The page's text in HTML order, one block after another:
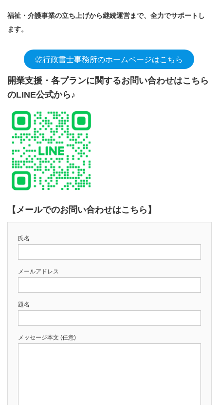
福祉・介護事業の立ち上げから継続運営まで、全力でサポートし
ます。
乾行政書士事務所のホームページはこちら
開業支援・各プランに関するお問い合わせはこちら
のLINE公式から♪
【メールでのお問い合わせはこちら】
氏名
メールアドレス
題名
メッセージ本文 (任意)